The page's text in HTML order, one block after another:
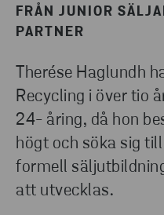
FRÅN JUNIOR
PARTNER
Therése Haglundh
Recycling i över tio
24- åring, då hon
högt och söka sig
formell
att utvecklas.
nyfiken, modig och